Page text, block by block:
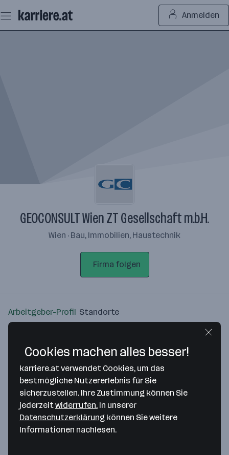
Seiteninhalt
springen
Anmelden
GEOCONSULT Wien ZT Gesellschaft m.b.H.
Wien · Bau, Immobilien, Haustechnik
Firma folgen
Arbeitgeber-Profil Standorte
Bitte stimme unseren Cookie-
Richtlinien zu, um diese Karte
anzuzeigen.
Cookies machen alles besser!
karriere.at verwendet Cookies, um das
bestmögliche Nutzererlebnis für Sie
sicherzustellen. Ihre Zustimmung können Sie
jederzeitwiderrufen. In unserer
Datenschutzerklärung können Sie weitere
Informationen nachlesen.